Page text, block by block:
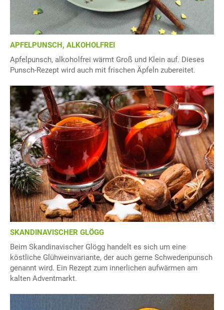
APFELPUNSCH, ALKOHOLFREI
Apfelpunsch, alkoholfrei wärmt Groß und Klein auf. Dieses
Punsch-Rezept wird auch mit frischen Äpfeln zubereitet.
SKANDINAVISCHER GLÖGG
Beim Skandinavischer Glögg handelt es sich um eine
köstliche Glühweinvariante, der auch gerne Schwedenpunsch
genannt wird. Ein Rezept zum innerlichen aufwärmen am
kalten Adventmarkt.